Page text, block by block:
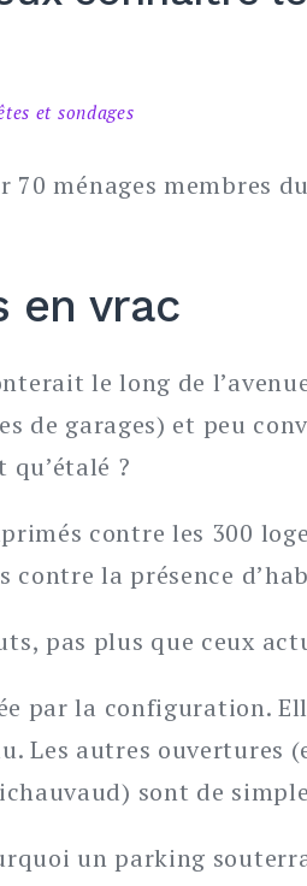
et sondages
70 ménages membres
en vrac
le long de
de garages) et peu
?
contre les 300
la présence
pas plus que ceux
par la configuration.
Les autres ouvertures
sont de
un parking